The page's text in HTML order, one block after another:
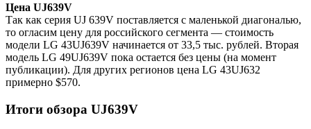
Цена UJ639V
Так как серия UJ 639V поставляется с маленькой диагональю,
то огласим цену для российского сегмента — стоимость
модели LG 43UJ639V начинается от 33,5 тыс. рублей. Вторая
модель LG 49UJ639V пока остается без цены (на момент
публикации). Для других регионов цена LG 43UJ632
примерно $570.
Итоги обзора UJ639V